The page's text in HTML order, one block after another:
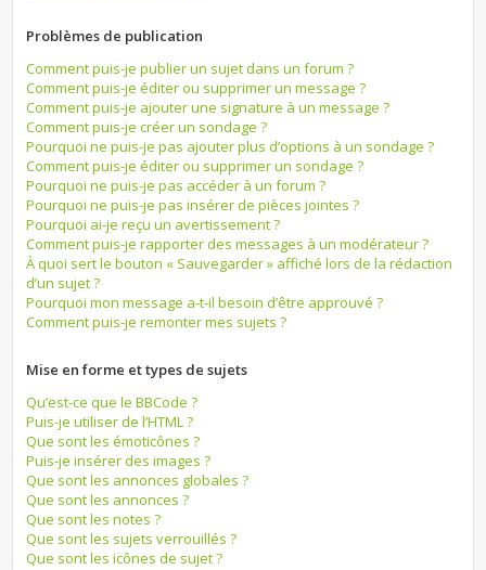
Problèmes de publication
Comment puis-je publier un sujet dans un forum ?
Comment puis-je éditer ou supprimer un message ?
Comment puis-je ajouter une signature à un message ?
Comment puis-je créer un sondage ?
Pourquoi ne puis-je pas ajouter plus d’options à un sondage ?
Comment puis-je éditer ou supprimer un sondage ?
Pourquoi ne puis-je pas accéder à un forum ?
Pourquoi ne puis-je pas insérer de pièces jointes ?
Pourquoi ai-je reçu un avertissement ?
Comment puis-je rapporter des messages à un modérateur ?
À quoi sert le bouton « Sauvegarder » affiché lors de la rédaction
d’un sujet ?
Pourquoi mon message a-t-il besoin d’être approuvé ?
Comment puis-je remonter mes sujets ?
Mise en forme et types de sujets
Qu’est-ce que le BBCode ?
Puis-je utiliser de l’HTML ?
Que sont les émoticônes ?
Puis-je insérer des images ?
Que sont les annonces globales ?
Que sont les annonces ?
Que sont les notes ?
Que sont les sujets verrouillés ?
Que sont les icônes de sujet ?